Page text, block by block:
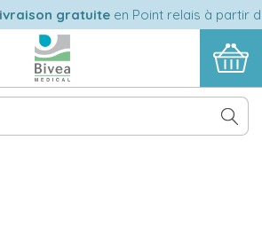
gratuiteen Point relais à partir de